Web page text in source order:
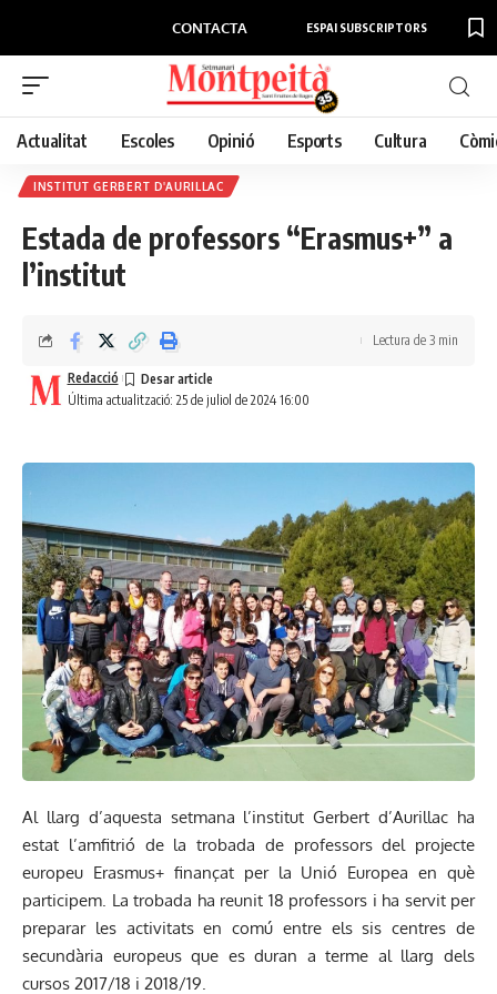
CONTACTA ESPAI SUBSCRIPTORS
Actualitat Escoles Opinió Esports Cultura
INSTITUT GERBERT D'AURILLAC
Estada de professors “Erasmus+” a
l’institut
Última actualització: 25 de juliol de 2024 16:00
Redacció
Lectura de 3 min
Al llarg d’aquesta setmana l’institut Gerbert d’Aurillac ha
estat l’amfitrió de la trobada de professors del projecte
europeu Erasmus+ finançat per la Unió Europea en què
participem. La trobada ha reunit 18 professors i ha servit per
preparar les activitats en comú entre els sis centres de
secundària europeus que es duran a terme al llarg dels
cursos 2017/18 i 2018/19.